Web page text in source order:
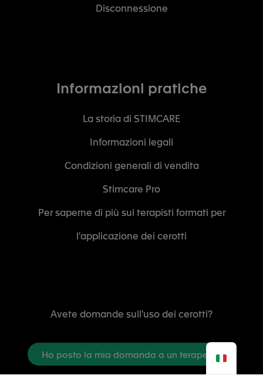
Disconnessione
Informazioni pratiche
La storia di STIMCARE
Informazioni legali
Condizioni generali di vendita
Stimcare Pro
Per saperne di più sui terapisti formati per
l'applicazione dei cerotti
Avete domande sull'uso dei cerotti?
Ho posto la mia domanda a un terapeuta